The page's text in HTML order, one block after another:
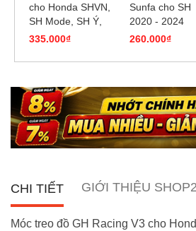
cho Honda SHVN,
SH Mode, SH Ý,
SH 350i, Lead,...
335.000₫
Sunfa cho SH
2020 - 2024
260.000₫
CHI TIẾT GIỚI THIỆU
Móc treo đồ GH Racing V3 cho